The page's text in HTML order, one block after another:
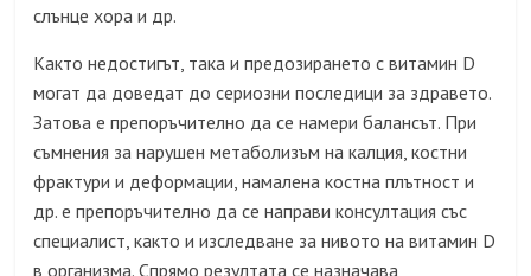
слънце хора и др.
Както недостигът, така и предозирането с витамин D
могат да доведат до сериозни последици за здравето.
Затова е препоръчително да се намери балансът. При
съмнения за нарушен метаболизъм на калция, костни
фрактури и деформации, намалена костна плътност и
др. е препоръчително да се направи консултация със
специалист, както и изследване за нивото на витамин D
в организма. Спрямо резултата се назначава